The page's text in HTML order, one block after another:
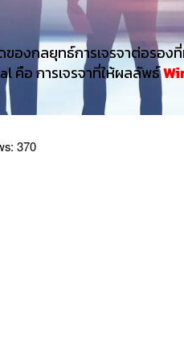
ของกลยุทธ์การเจรจาต่อรอ
คือ การเจรจาที่ให้ผลลัพธ์
370